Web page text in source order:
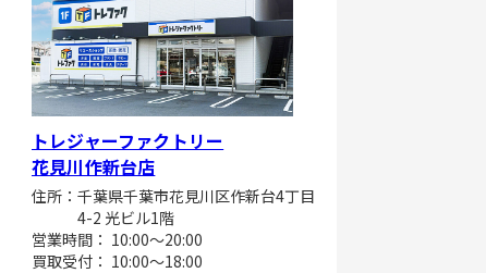
トレジャーファクトリー
花見川作新台店
住所：千葉県千葉市花見川区作新台4丁目
4-2 光ビル1階
営業時間： 10:00～20:00
買取受付： 10:00～18:00